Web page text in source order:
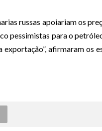
russas apoiariam os
pessimistas para o
afirmaram os